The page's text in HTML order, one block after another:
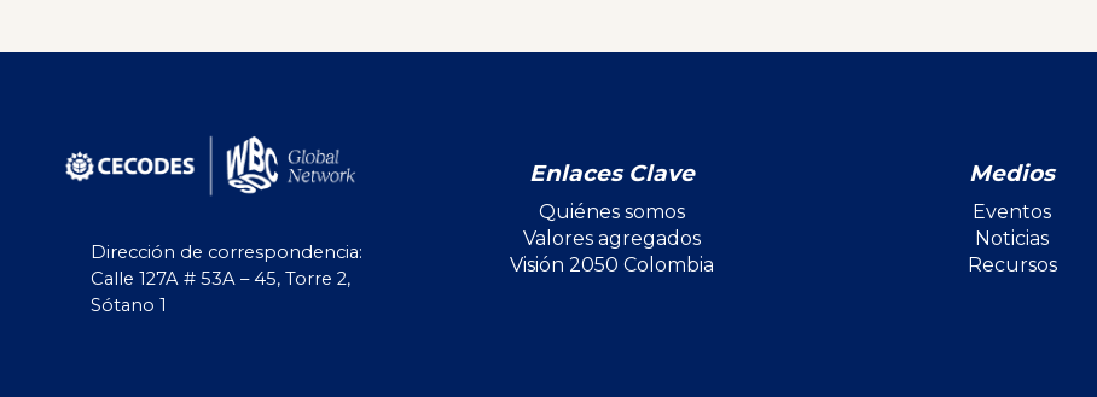
Dirección de correspondencia:
Calle 127A # 53A – 45, Torre 2,
Sótano 1
Enlaces Clave
Quiénes somos
Valores agregados
Visión 2050 Colombia
Medios
Eventos
Noticias
Recursos